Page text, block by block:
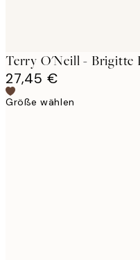
Terry O'Neill - Brigitte
27,45 €
Größe wählen